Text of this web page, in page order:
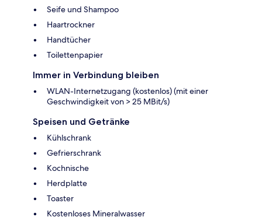
Seife und Shampoo
Haartrockner
Handtücher
Toilettenpapier
Immer in Verbindung bleiben
WLAN-Internetzugang (kostenlos) (mit einer
Geschwindigkeit von > 25 MBit/s)
Speisen und Getränke
Kühlschrank
Gefrierschrank
Kochnische
Herdplatte
Toaster
Kostenloses Mineralwasser